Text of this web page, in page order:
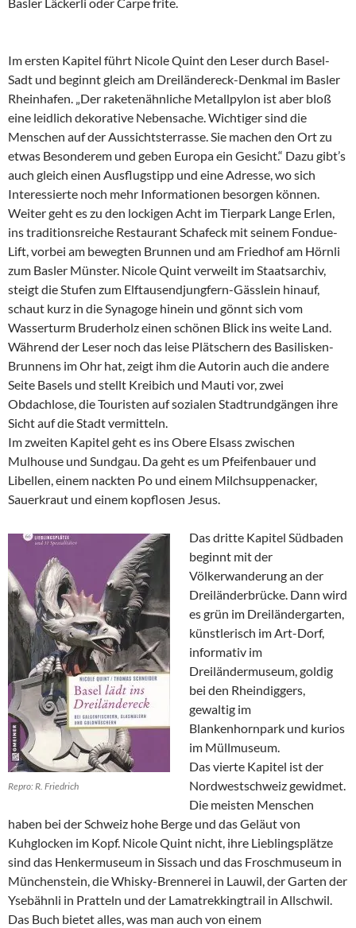
Im ersten Kapitel führt Nicole Quint den Leser durch Basel-
Sadt und beginnt gleich am Dreiländereck-Denkmal im Basler
Rheinhafen. „Der raketenähnliche Metallpylon ist aber bloß
eine leidlich dekorative Nebensache. Wichtiger sind die
Menschen auf der Aussichtsterrasse. Sie machen den Ort zu
etwas Besonderem und geben Europa ein Gesicht.“ Dazu gibt’s
auch gleich einen Ausflugstipp und eine Adresse, wo sich
Interessierte noch mehr Informationen besorgen können.
Weiter geht es zu den lockigen Acht im Tierpark Lange Erlen,
ins traditionsreiche Restaurant Schafeck mit seinem Fondue-
Lift, vorbei am bewegten Brunnen und am Friedhof am Hörnli
zum Basler Münster. Nicole Quint verweilt im Staatsarchiv,
steigt die Stufen zum Elftausendjungfern-Gässlein hinauf,
schaut kurz in die Synagoge hinein und gönnt sich vom
Wasserturm Bruderholz einen schönen Blick ins weite Land.
Während der Leser noch das leise Plätschern des Basilisken-
Brunnens im Ohr hat, zeigt ihm die Autorin auch die andere
Seite Basels und stellt Kreibich und Mauti vor, zwei
Obdachlose, die Touristen auf sozialen Stadtrundgängen ihre
Sicht auf die Stadt vermitteln.
Im zweiten Kapitel geht es ins Obere Elsass zwischen
Mulhouse und Sundgau. Da geht es um Pfeifenbauer und
Libellen, einem nackten Po und einem Milchsuppenacker,
Sauerkraut und einem kopflosen Jesus.
Repro: R. Friedrich
Das dritte Kapitel Südbaden
beginnt mit der
Völkerwanderung an der
Dreiländerbrücke. Dann wird
es grün im Dreiländergarten,
künstlerisch im Art-Dorf,
informativ im
Dreiländermuseum, goldig
bei den Rheindiggers,
gewaltig im
Blankenhornpark und kurios
im Müllmuseum.
Das vierte Kapitel ist der
Nordwestschweiz gewidmet.
Die meisten Menschen
haben bei der Schweiz hohe Berge und das Geläut von
Kuhglocken im Kopf. Nicole Quint nicht, ihre Lieblingsplätze
sind das Henkermuseum in Sissach und das Froschmuseum in
Münchenstein, die Whisky-Brennerei in Lauwil, der Garten der
Ysebähnli in Pratteln und der Lamatrekkingtrail in Allschwil.
Das Buch bietet alles, was man auch von einem